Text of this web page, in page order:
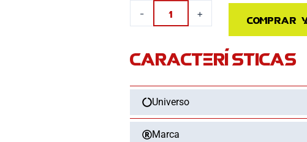
-
Doma
Slayer
no
Yaiba
17cm
cantidad
+ Comprar
CARACTERÍSTICAS
Universo
Marca